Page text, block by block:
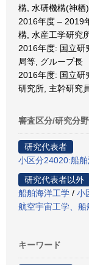
構, 水研機構(神栖
2016年度 – 2019
構, 水産工学研究
2016年度: 国立研
局等, グループ長
2016年度: 国立研
研究所, 主幹研究
審査区分/研究分野
研究代表者
小区分24020:船
研究代表者以外
船舶海洋工学 / 小
航空宇宙工学、
キーワード